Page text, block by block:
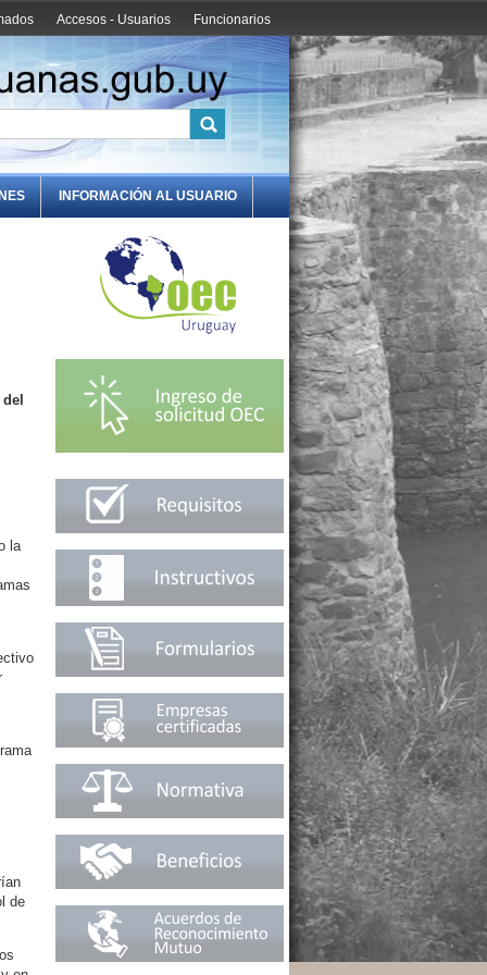
Funcionarios
Accesos - Usuarios
INFORMACIÓN AL USUARIO
la
de